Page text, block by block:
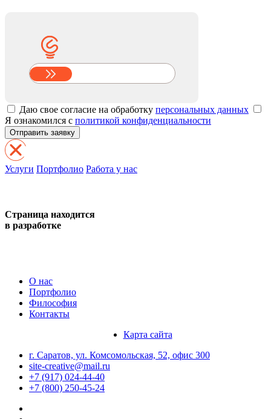
Даю свое согласие на обработку персональных данных
Я ознакомился с политикой конфиденциальности
Отправить заявку
Услуги Портфолио Работа у нас
Страница находится
в разработке
О нас
Портфолио
Философия
Контакты
Карта сайта
г. Саратов, ул. Комсомольская, 52, офис 300
site-creative@mail.ru
+7 (917) 024-44-40
+7 (800) 250-45-24